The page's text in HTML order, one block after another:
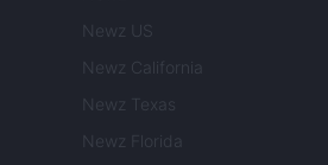
Newz US
Newz California
Newz Texas
Newz Florida